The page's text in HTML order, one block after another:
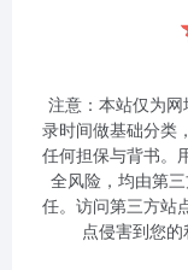
注意：本站仅为
录时间做基础分类
任何担保与背书。
全风险，均由第
任。访问第三方站
点侵害到您